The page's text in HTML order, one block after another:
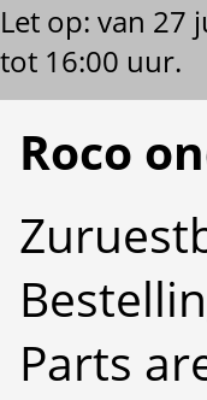
Let op: van 27
tot 16:00 uur.
Roco
Parts